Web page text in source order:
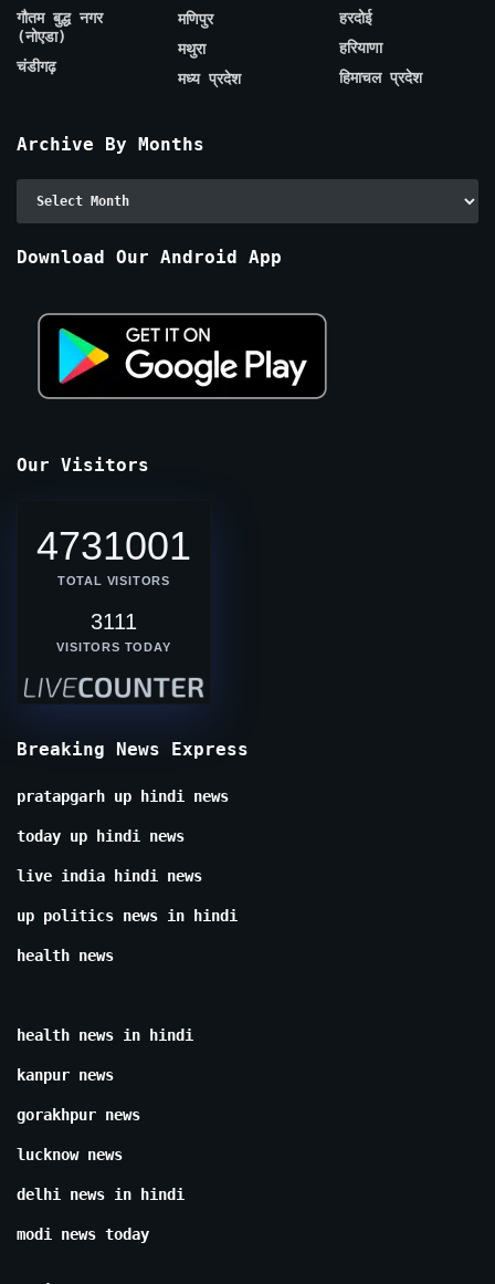
गौतम बुद्ध नगर
(नोएडा)
चंडीगढ़
मणिपुर
मथुरा
मध्य प्रदेश
हरदोई
हरियाणा
हिमाचल प्रदेश
Archive By Months
Archive
Download Our Android App
Our Visitors
4731001
TOTAL VISITORS
3111
VISITORS TODAY
Breaking News Express
pratapgarh up hindi news
today up hindi news
live india hindi news
up politics news in hindi
health news
health news in hindi
kanpur news
gorakhpur news
lucknow news
delhi news in hindi
modi news today